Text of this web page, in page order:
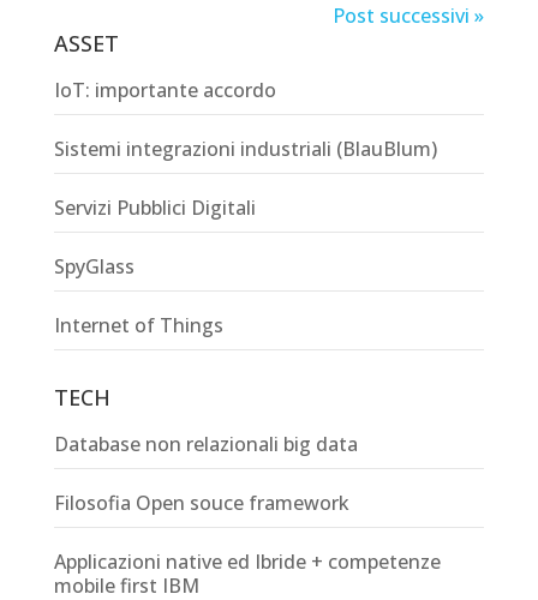
Post successivi »
ASSET
IoT: importante accordo
Sistemi integrazioni industriali (BlauBlum)
Servizi Pubblici Digitali
SpyGlass
Internet of Things
TECH
Database non relazionali big data
Filosofia Open souce framework
Applicazioni native ed Ibride + competenze
mobile first IBM